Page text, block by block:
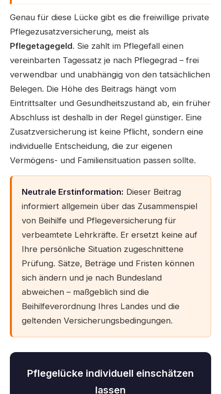
Genau für diese Lücke gibt es die freiwillige private
Pflegezusatzversicherung, meist als
Pflegetagegeld. Sie zahlt im Pflegefall einen
vereinbarten Tagessatz je nach Pflegegrad – frei
verwendbar und unabhängig von den tatsächlichen
Belegen. Die Höhe des Beitrags hängt vom
Eintrittsalter und Gesundheitszustand ab, ein früher
Abschluss ist deshalb in der Regel günstiger. Eine
Zusatzversicherung ist keine Pflicht, sondern eine
individuelle Entscheidung, die zur eigenen
Vermögens- und Familiensituation passen sollte.
Neutrale Erstinformation: Dieser Beitrag
informiert allgemein über das Zusammenspiel
von Beihilfe und Pflegeversicherung für
verbeamtete Lehrkräfte. Er ersetzt keine auf
Ihre persönliche Situation zugeschnittene
Prüfung. Sätze, Beträge und Fristen können
sich ändern und je nach Bundesland
abweichen – maßgeblich sind die
Beihilfeverordnung Ihres Landes und die
geltenden Versicherungsbedingungen.
Pflegelücke individuell einschätzen
lassen